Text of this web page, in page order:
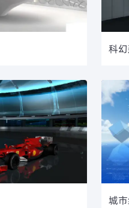
科
城